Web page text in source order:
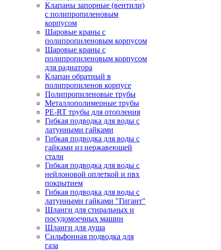
Клапаны запорные (вентили)
с полипропиленовым
корпусом
Шаровые краны с
полипропиленовым корпусом
Шаровые краны с
полипропиленовым корпусом
для радиатора
Клапан обратный в
полипропиленов корпусе
Полипропиленовые трубы
Металлополимерные трубы
PE-RT трубы для отопления
Гибкая подводка для воды с
латунными гайками
Гибкая подводка для воды с
гайками из нержавеющей
стали
Гибкая подводка для воды с
нейлоновой оплеткой и пвх
покрытием
Гибкая подводка для воды с
латунными гайками "Гигант"
Шланги для стиральных и
посудомоечных машин
Шланги для душа
Сильфонная подводка для
газа